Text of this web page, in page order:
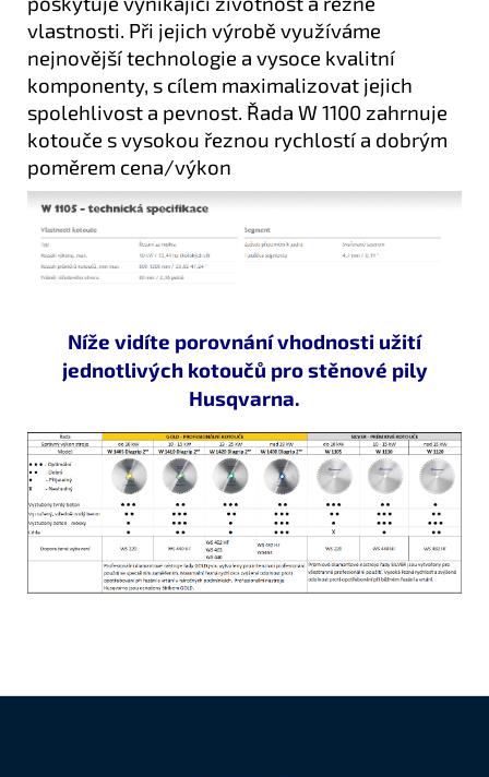
vlastnosti. Při jejich výrobě využíváme
nejnovější technologie a vysoce kvalitní
komponenty, s cílem maximalizovat jejich
spolehlivost a pevnost. Řada W 1100 zahrnuje
kotouče s vysokou řeznou rychlostí a dobrým
poměrem cena/výkon
Níže vidíte porovnání vhodnosti užití
jednotlivých kotoučů pro stěnové pily
Husqvarna.